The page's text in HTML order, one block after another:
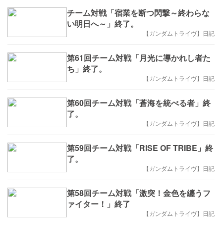
チーム対戦「宿業を断つ閃撃～終わらな
い明日へ～」終了。
【ガンダムトライヴ】日記
第61回チーム対戦「月光に導かれし者た
ち」終了。
【ガンダムトライヴ】日記
第60回チーム対戦「蒼海を統べる者」終
了。
【ガンダムトライヴ】日記
第59回チーム対戦「RISE OF TRIBE」終
了。
【ガンダムトライヴ】日記
第58回チーム対戦「激突！金色を纏うフ
ァイター！」終了
【ガンダムトライヴ】日記